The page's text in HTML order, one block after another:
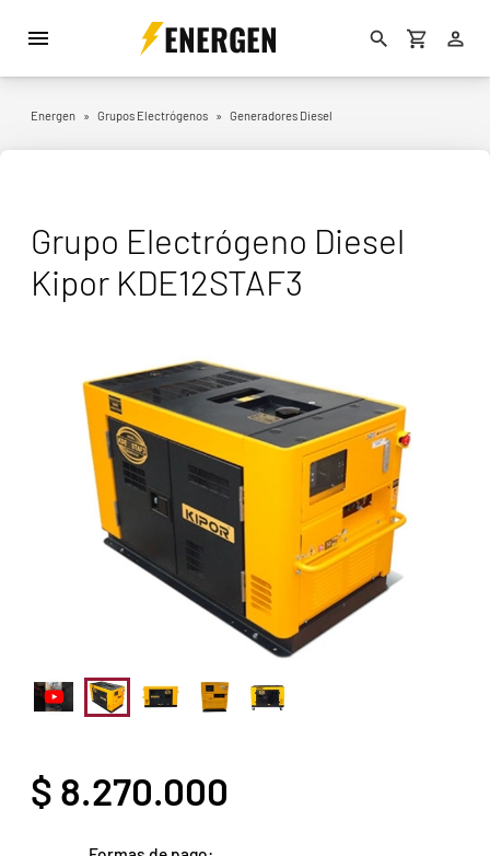
ENERGEN
Energen » Grupos Electrógenos » Generadores Diesel
Grupo Electrógeno Diesel
Kipor KDE12STAF3
$ 8.270.000